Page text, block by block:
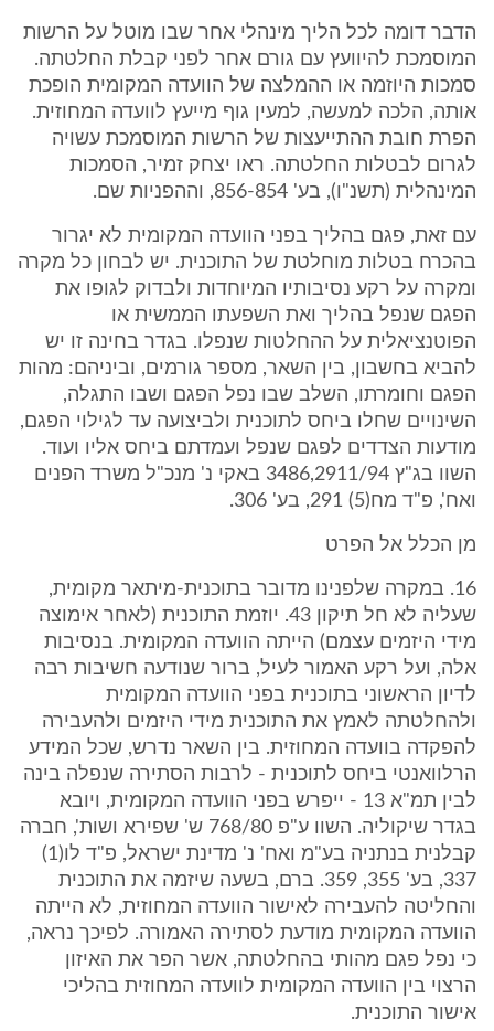
הדבר דומה לכל הליך מינהלי אחר שבו מוטל על הרשות
המוסמכת להיוועץ עם גורם אחר לפני קבלת החלטתה.
סמכות היוזמה או ההמלצה של הוועדה המקומית הופכת
אותה, הלכה למעשה, למעין גוף מייעץ לוועדה המחוזית.
הפרת חובת ההתייעצות של הרשות המוסמכת עשויה
לגרום לבטלות החלטתה. ראו יצחק זמיר, הסמכות
המינהלית (תשנ"ו), בע' 856-854, וההפניות שם.
עם זאת, פגם בהליך בפני הוועדה המקומית לא יגרור
בהכרח בטלות מוחלטת של התוכנית. יש לבחון כל מקרה
ומקרה על רקע נסיבותיו המיוחדות ולבדוק לגופו את
הפגם שנפל בהליך ואת השפעתו הממשית או
הפוטנציאלית על ההחלטות שנפלו. בגדר בחינה זו יש
להביא בחשבון, בין השאר, מספר גורמים, וביניהם: מהות
הפגם וחומרתו, השלב שבו נפל הפגם ושבו התגלה,
השינויים שחלו ביחס לתוכנית ולביצועה עד לגילוי הפגם,
מודעות הצדדים לפגם שנפל ועמדתם ביחס אליו ועוד.
השוו בג"ץ 3486,2911/94 באקי נ' מנכ"ל משרד הפנים
ואח', פ"ד מח(5) 291, בע' 306.
מן הכלל אל הפרט
16. במקרה שלפנינו מדובר בתוכנית-מיתאר מקומית,
שעליה לא חל תיקון 43. יוזמת התוכנית (לאחר אימוצה
מידי היזמים עצמם) הייתה הוועדה המקומית. בנסיבות
אלה, ועל רקע האמור לעיל, ברור שנודעה חשיבות רבה
לדיון הראשוני בתוכנית בפני הוועדה המקומית
ולהחלטתה לאמץ את התוכנית מידי היזמים ולהעבירה
להפקדה בוועדה המחוזית. בין השאר נדרש, שכל המידע
הרלוואנטי ביחס לתוכנית - לרבות הסתירה שנפלה בינה
לבין תמ"א 13 - ייפרש בפני הוועדה המקומית, ויובא
בגדר שיקוליה. השוו ע"פ 768/80 ש' שפירא ושות', חברה
קבלנית בנתניה בע"מ ואח' נ' מדינת ישראל, פ"ד לו(1)
337, בע' 355, 359. ברם, בשעה שיזמה את התוכנית
והחליטה להעבירה לאישור הוועדה המחוזית, לא הייתה
הוועדה המקומית מודעת לסתירה האמורה. לפיכך נראה,
כי נפל פגם מהותי בהחלטתה, אשר הפר את האיזון
הרצוי בין הוועדה המקומית לוועדה המחוזית בהליכי
אישור התוכנית.